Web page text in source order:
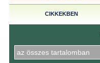
CIKKEKBEN